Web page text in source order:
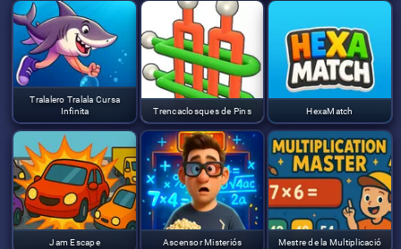
Tralalero Tralala Cursa
Infinita
Trencaclosques de Pins HexaMatch
Jam Escape Ascensor Misteriós Mestre de la Multiplicació